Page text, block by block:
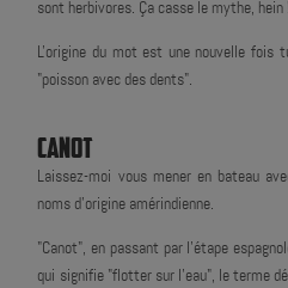
sont herbivores. Ça casse le mythe, hein !
L'origine du mot est une nouvelle fois
"poisson avec des dents".
CANOT
Laissez-moi vous mener en bateau
noms d'origine amérindienne.
"Canot", en passant par l'étape
qui signifie "flotter sur l'eau", le terme